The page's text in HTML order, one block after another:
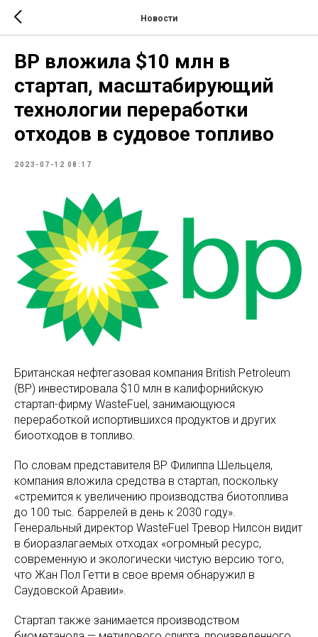
Новости
BP вложила $10 млн в
стартап, масштабирующий
технологии переработки
отходов в судовое топливо
2023-07-12 08:17
Британская нефтегазовая компания British Petroleum
(BP) инвестировала $10 млн в калифорнийскую
стартап-фирму WasteFuel, занимающуюся
переработкой испортившихся продуктов и других
биоотходов в топливо.
По словам представителя BP Филиппа Шельцеля,
компания вложила средства в стартап, поскольку
«стремится к увеличению производства биотоплива
до 100 тыс. баррелей в день к 2030 году».
Генеральный директор WasteFuel Тревор Нилсон видит
в биоразлагаемых отходах «огромный ресурс,
современную и экологически чистую версию того,
что Жан Пол Гетти в свое время обнаружил в
Саудовской Аравии».
Стартап также занимается производством